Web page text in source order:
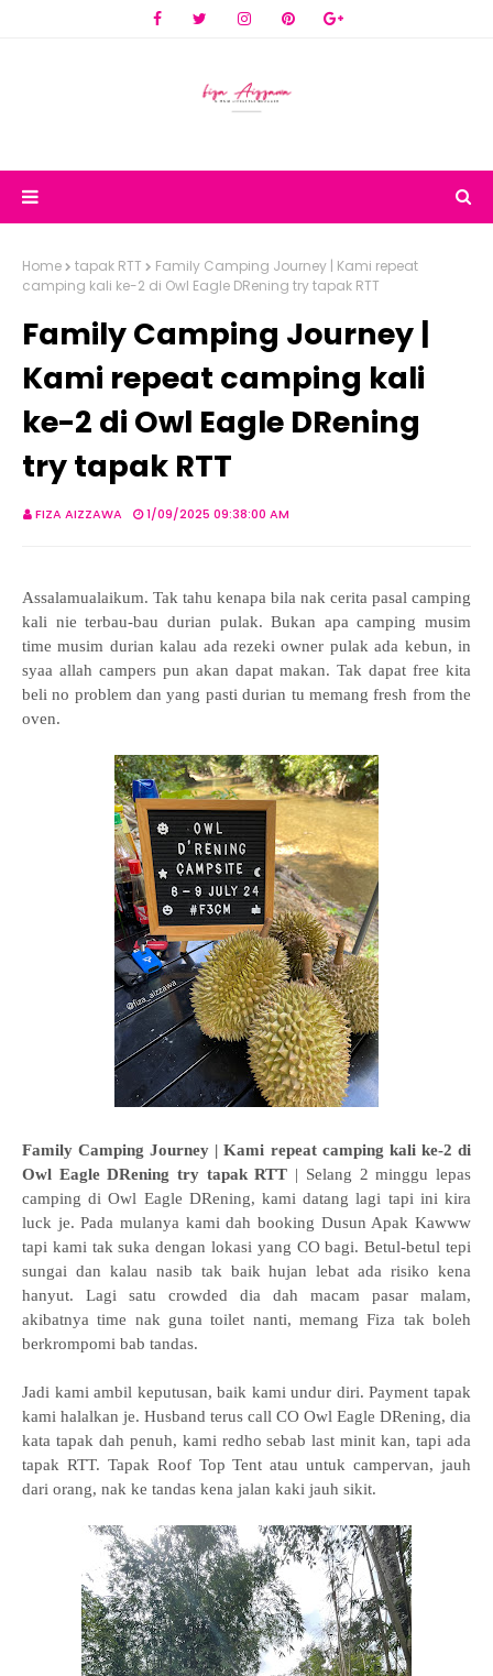
Home tapak RTT
Family Camping Journey | Kami repeat
camping kali ke-2 di Owl Eagle DRening try tapak RTT
Family Camping Journey |
Kami repeat camping kali
ke-2 di Owl Eagle DRening
try tapak RTT
FIZA AIZZAWA 1/09/2025 09:38:00 AM
Assalamualaikum. Tak tahu kenapa bila nak cerita pasal camping
kali nie terbau-bau durian pulak. Bukan apa camping musim
time musim durian kalau ada rezeki owner pulak ada kebun, in
syaa allah campers pun akan dapat makan. Tak dapat free kita
beli no problem dan yang pasti durian tu memang fresh from the
oven.
Family Camping Journey | Kami repeat camping kali ke-2 di
Owl Eagle DRening try tapak RTT | Selang 2 minggu lepas
camping di Owl Eagle DRening, kami datang lagi tapi ini kira
luck je. Pada mulanya kami dah booking Dusun Apak Kawww
tapi kami tak suka dengan lokasi yang CO bagi. Betul-betul tepi
sungai dan kalau nasib tak baik hujan lebat ada risiko kena
hanyut. Lagi satu crowded dia dah macam pasar malam,
akibatnya time nak guna toilet nanti, memang Fiza tak boleh
berkrompomi bab tandas.
Jadi kami ambil keputusan, baik kami undur diri. Payment tapak
kami halalkan je. Husband terus call CO Owl Eagle DRening, dia
kata tapak dah penuh, kami redho sebab last minit kan, tapi ada
tapak RTT. Tapak Roof Top Tent atau untuk campervan, jauh
dari orang, nak ke tandas kena jalan kaki jauh sikit.